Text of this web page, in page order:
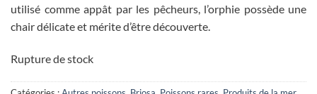
utilisé comme appât par les pêcheurs, l’orphie possède une
chair délicate et mérite d’être découverte.
Rupture de stock